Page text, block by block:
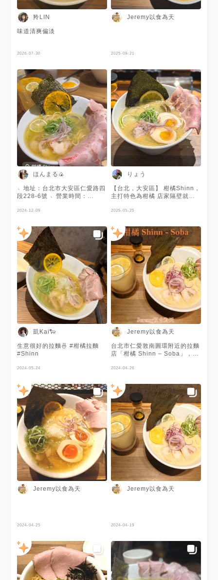
羚LIN
味道清爽偏淡
2026-07-30
Jeremy以食為天
2025-09-21
ほんまる🍙
﹆地址：台北市大安區仁愛路四
段228-6號 ﹆營業時間：
電話：02-2755-6705 麵好
為生意很好 我才在吃湯泡飯 店
員想先把吃過的麵碗收走 打翻
了我還有半杯的氣泡飲 雖然當
下有道歉 事後想想 我的飲料被
打翻草草結束用餐離店 委屈
2024-12-09
りょう
【台北，大安區】 柑橘Shinn，
主打特色為柑橘 店家隔壁就有
便的點 服務良好，上餐快速，
雞白湯柑橘蛤蜊 湯頭我選正常
濃，濃度很夠 有熬煮出膠質，
略微黏滑的口感很不錯，小可惜
雞香味不太明顯 柑橘起到很好
的點綴作用，並徹底消除雞白湯
常有的濃膩感 若不喜歡苦味，
建議上桌拍完照就先把柑橘片拿
到旁邊的小碟子放 麵條種類可
選正常/細麵、硬度正常/硬 我選
了正常粗度的硬麵，個人覺得細
麵和這碗的調性或許會更搭 叉
燒有雞肉和豬肉，兩種的品質都
蠻不錯 雞肉應該是帶皮雞腿
肉，但軟骨沒去乾淨得扣分 豬
肉厚實彈牙且沒有生臭味，非常
好吃 加點的溫泉蛋的熟度無可
挑剔 配料的青蔥也不會辛辣搶
到味但乾乾小小的真的很扣分
但綜合來看會覺得各個元素沒有
被調和在一起 算是讓人印象深
刻的麵，但再光顧的意願不會太
高
2025-05-25
凱Kai🐑
生意很好的拉麵🍜 #柑橘拉麵
#Shinn
2024-05-24
Jeremy以食為天
台北市仁愛敦南圓環附近的拉麵
店「柑橘 Shinn – Soba」，
融入拉麵湯頭中， 創造出獨特
特別又美味， 此外這家還有供
應日式油拌麵(油そば)也很好吃
個人也推薦。 完整圖文食記：
https://www.jeremyfoodie.tw/soba-
shinn-citrus/ 柑橘 Shinn -
Soba 地址：台北市大安區仁愛
路四段228-6號 鄰近捷運站：台
北捷運淡水信義線R04信義安和
站 電話：(02) 2755 6705 營業
時間：每天 11:30~14:00、
17:00~20:30 #柑橘Shinn #拉
麵 #日式拉麵 #日式油拌麵 #油
そば #柑橘拉麵 #柑橘鹽味拉麵
#柑橘濃厚雞白湯拉麵 #日式咖
哩油麵 #淡麗柑橘蛤蜊拉麵 #柑
市 #大安區 #仁愛路四段 #仁愛
2024-04-26
Jeremy以食為天
2024-04-25
Jeremy以食為天
2024-04-19